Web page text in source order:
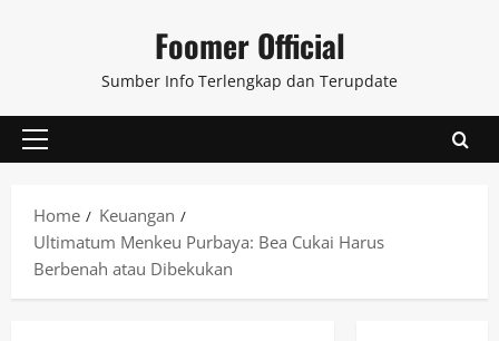
Foomer Official
Sumber Info Terlengkap dan Terupdate
Primary
Home
Keuangan
Ultimatum Menkeu Purbaya: Bea Cukai Harus
Berbenah atau Dibekukan